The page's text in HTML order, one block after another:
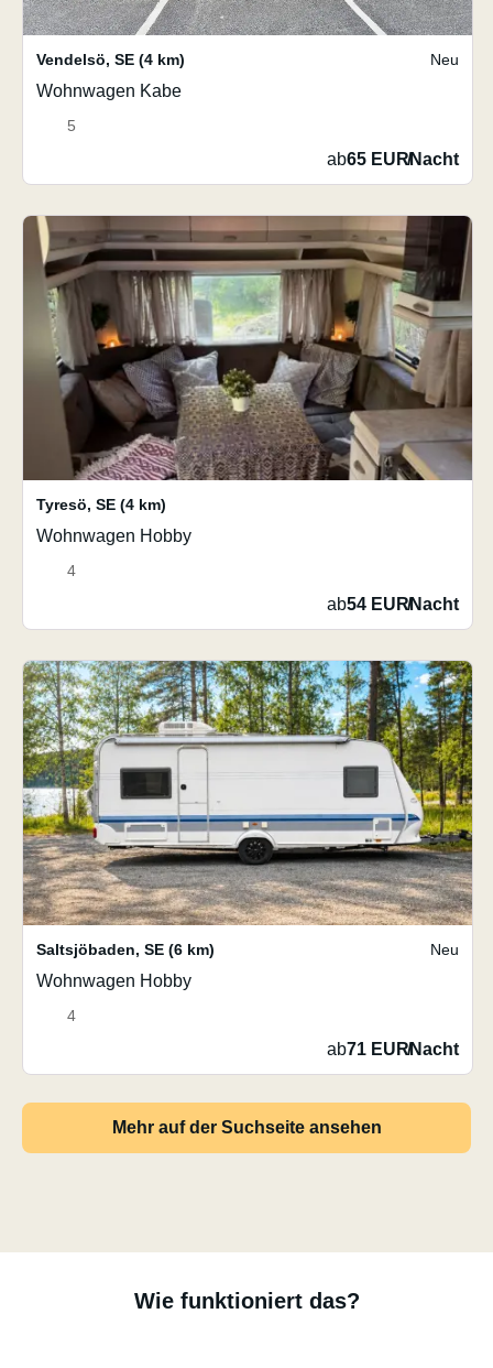
Vendelsö, SE (4 km) Neu
Wohnwagen Kabe
5
ab65 EUR/Nacht
Tyresö, SE (4 km)
Wohnwagen Hobby
4
ab54 EUR/Nacht
Saltsjöbaden, SE (6 km) Neu
Wohnwagen Hobby
4
ab71 EUR/Nacht
Mehr auf der Suchseite ansehen
Wie funktioniert das?